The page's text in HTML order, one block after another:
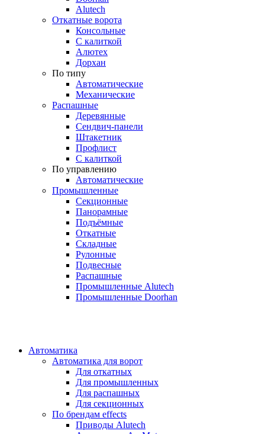
Alutech
Откатные ворота
Консольные
С калиткой
Алютех
Дорхан
По типу
Автоматические
Механические
Распашные
Деревянные
Сендвич-панели
Штакетник
Профлист
С калиткой
По управлению
Автоматические
Промышленные
Секционные
Панорамные
Подъёмные
Откатные
Складные
Рулонные
Подвесные
Распашные
Промышленные Alutech
Промышленные Doorhan
Автоматика
Автоматика для ворот
Для откатных
Для промышленных
Для распашных
Для секционных
По брендам effects
Приводы Alutech